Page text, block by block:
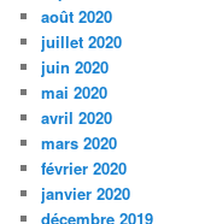
août 2020
juillet 2020
juin 2020
mai 2020
avril 2020
mars 2020
février 2020
janvier 2020
décembre 2019